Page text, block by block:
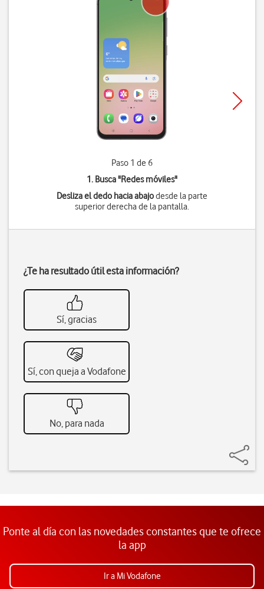
Paso 1 de 6
1. Busca "Redes móviles"
Desliza el dedo hacia abajodesde la parte
superior derecha de la pantalla.
¿Te ha resultado útil esta información?
Sí, gracias
Sí, con queja a Vodafone
No, para nada
Ponte al día con las novedades constantes que te ofrece
la app
Ir a Mi Vodafone